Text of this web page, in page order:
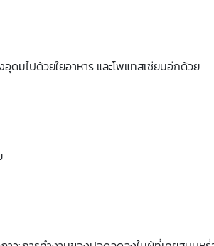
ดมไปด้วยใยอาหาร และโพแทสเซียมอีกด้วย